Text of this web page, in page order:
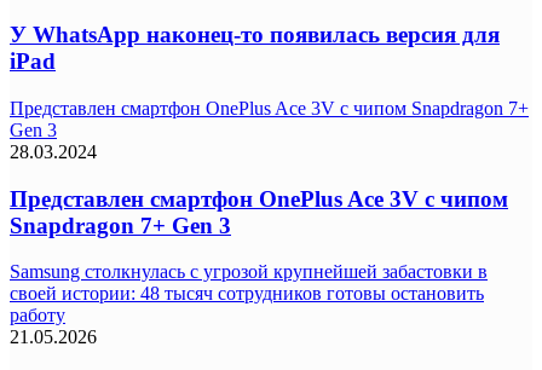
У WhatsApp наконец-то появилась версия для
iPad
Представлен смартфон OnePlus Ace 3V с чипом Snapdragon 7+
Gen 3
28.03.2024
Представлен смартфон OnePlus Ace 3V с чипом
Snapdragon 7+ Gen 3
Samsung столкнулась с угрозой крупнейшей забастовки в
своей истории: 48 тысяч сотрудников готовы остановить
работу
21.05.2026